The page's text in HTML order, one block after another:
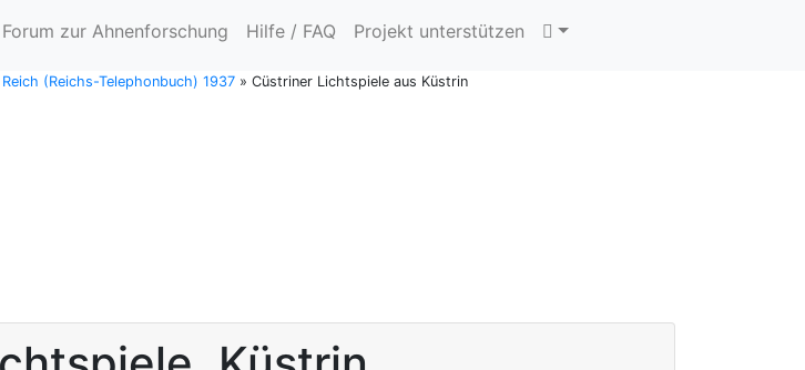
Forum zur Ahnenforschung Hilfe / FAQ Projekt unterstützen
(Reichs-Telephonbuch) 1937 » Cüstriner Lichtspiele aus Küstrin